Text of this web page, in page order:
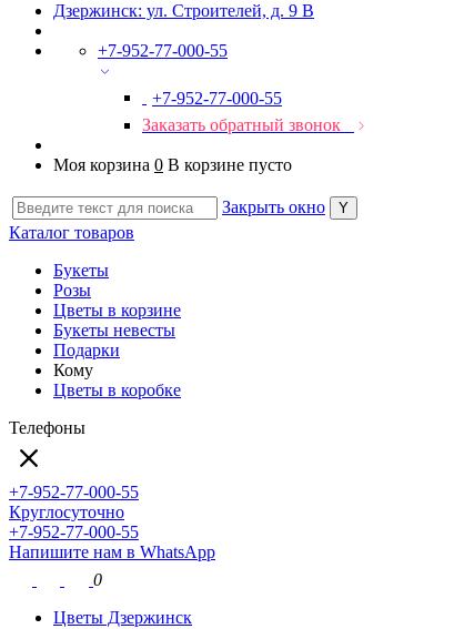
Дзержинск: ул. Строителей, д. 9 В
+7-952-77-000-55
+7-952-77-000-55
Заказать обратный звонок
Моя корзина 0 В корзине пусто
Закрыть окно
Каталог товаров
Букеты
Розы
Цветы в корзине
Букеты невесты
Подарки
Кому
Цветы в коробке
Телефоны
+7-952-77-000-55
Круглосуточно
+7-952-77-000-55
Напишите нам в WhatsApp
0
Цветы Дзержинск